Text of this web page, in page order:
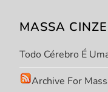
o
d
e
MASSA
Todo Cérebro É
Archive For